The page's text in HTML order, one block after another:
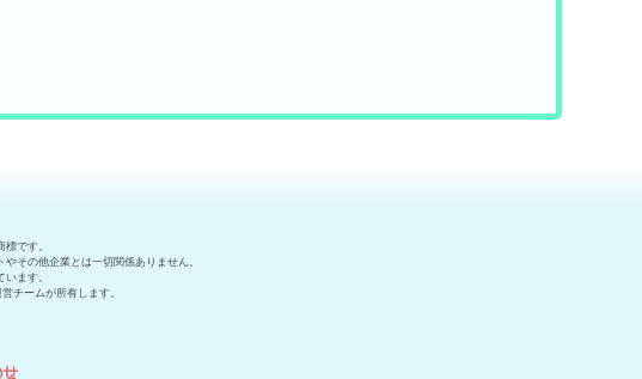
です。
その他企業とは一切関係ありません。
ます。
チームが所有します。